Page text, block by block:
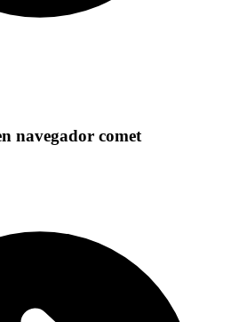
navegador comet